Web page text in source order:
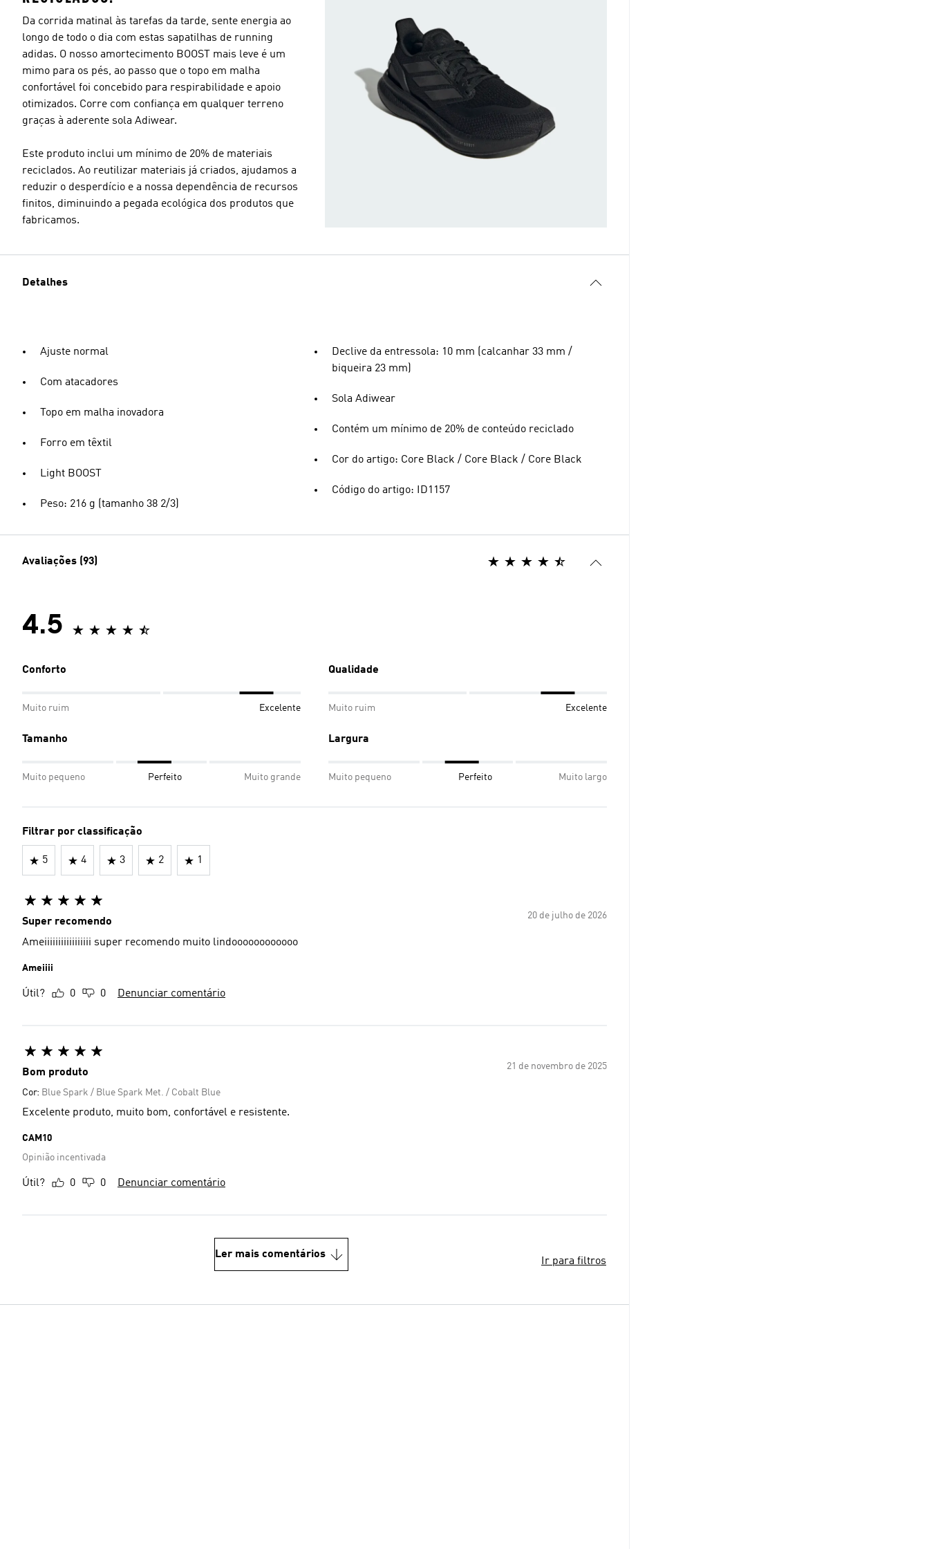
Da corrida matinal às tarefas da tarde, sente energia ao
longo de todo o dia com estas sapatilhas de running
adidas. O nosso amortecimento BOOST mais leve é um
mimo para os pés, ao passo que o topo em malha
confortável foi concebido para respirabilidade e apoio
otimizados. Corre com confiança em qualquer terreno
graças à aderente sola Adiwear.
Este produto inclui um mínimo de 20% de materiais
reciclados. Ao reutilizar materiais já criados, ajudamos a
reduzir o desperdício e a nossa dependência de recursos
finitos, diminuindo a pegada ecológica dos produtos que
fabricamos.
Detalhes
Ajuste normal
Com atacadores
Topo em malha inovadora
Forro em têxtil
Light BOOST
Peso: 216 g (tamanho 38 2/3)
Declive da entressola: 10 mm (calcanhar 33 mm /
biqueira 23 mm)
Sola Adiwear
Contém um mínimo de 20% de conteúdo reciclado
Cor do artigo: Core Black / Core Black / Core Black
Código do artigo: ID1157
Avaliações (93)
4.5
Conforto
Muito ruim Excelente
Qualidade
Muito ruim Excelente
Tamanho
Muito pequeno Perfeito Muito grande
Largura
Muito pequeno Perfeito Muito largo
Filtrar por classificação
5 4 3 2 1
20 de julho de 2026
Super recomendo
Ameiiiiiiiiiiiiiiiii super recomendo muito lindoooooooooooo
Ameiiii
Útil? 0 0 Denunciar comentário
21 de novembro de 2025
Bom produto
Cor: Blue Spark / Blue Spark Met. / Cobalt Blue
Excelente produto, muito bom, confortável e resistente.
CAM10
Opinião incentivada
Útil? 0 0 Denunciar comentário
Ler mais comentários
Ir para filtros